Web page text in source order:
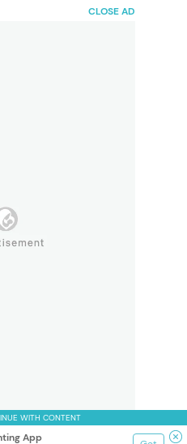
CLOSE AD
WITH CONTENT
App